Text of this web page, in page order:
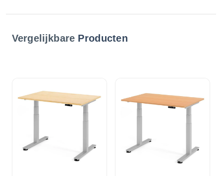
Vergelijkbare Producten